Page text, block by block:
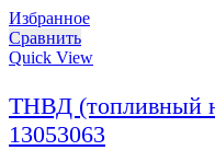
Избранное
Сравнить
Quick View
ТНВД (топливный
13053063